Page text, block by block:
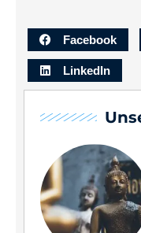
Facebook
LinkedIn